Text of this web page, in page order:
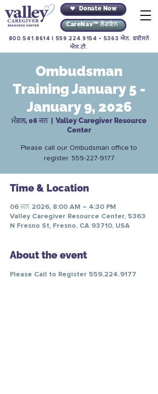
Donate Now
CareNav™ ਲੌਗਇਨ
800.541.8614 559.224.9154 • 5363 ਐਨ. ਫਰੀਸਨੋ
ਐਸ.ਟੀ.
Ombudsman
Training January 5 -
January 9, 2026
ਮੰਗਲ, 06 ਜਨ
  |
Valley Caregiver Resource
Center
Please call our Ombudsman office to
register. 559-227-9177
Time & Location
06 ਜਨ 2026, 8:00 AM – 4:30 PM
Valley Caregiver Resource Center, 5363
N Fresno St, Fresno, CA 93710, USA
About the event
Please Call to Register 559.224.9177